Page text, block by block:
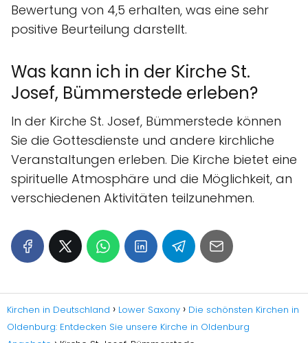
Bewertung von 4,5 erhalten, was eine sehr
positive Beurteilung darstellt.
Was kann ich in der Kirche St.
Josef, Bümmerstede erleben?
In der Kirche St. Josef, Bümmerstede können
Sie die Gottesdienste und andere kirchliche
Veranstaltungen erleben. Die Kirche bietet eine
spirituelle Atmosphäre und die Möglichkeit, an
verschiedenen Aktivitäten teilzunehmen.
Kirchen in Deutschland Lower Saxony
Die schönsten Kirchen in
Oldenburg: Entdecken Sie unsere Kirche in Oldenburg